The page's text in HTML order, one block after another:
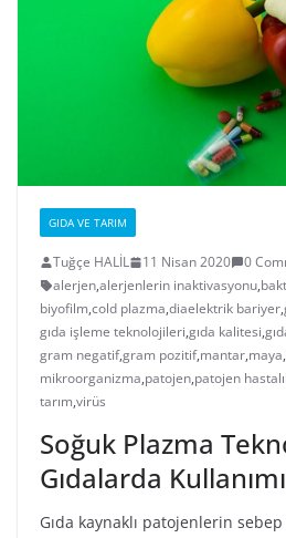
GIDA VE TARIM
Tuğçe HALİL 11 Nisan 2020
0
alerjen,alerjenlerin inaktivasyonu,
biyofilm,cold plazma,diaelektrik bariyer,
gıda işleme teknolojileri,gıda kalitesi,
gram negatif,gram pozitif,mantar,maya,
mikroorganizma,patojen,patojen
tarım,virüs
Soğuk Plazma
Gıdalarda Kullanımı
Gıda kaynaklı patojenlerin